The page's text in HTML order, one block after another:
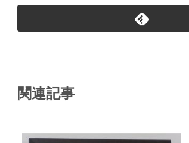
関連記事